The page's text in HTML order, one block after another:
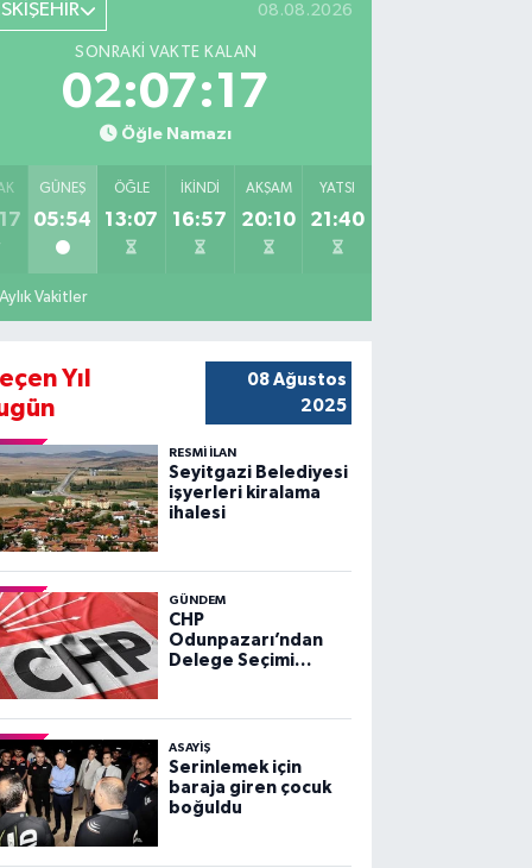
08.08.2026
SONRAKI VAKTE KALAN
02:07:15
Öğle Namazı
GÜNEŞ
05:54
ÖĞLE
13:07
İKINDI
16:57
AKŞAM
20:10
YATSI
21:40
Aylık Vakitler
Yıl
08 Ağustos
2025
RESMİ İLAN
Seyitgazi Belediyesi
işyerleri kiralama
ihalesi
GÜNDEM
CHP
Odunpazarı’ndan
Delege Seçimi
ASAYİŞ
Serinlemek için
baraja giren çocuk
boğuldu